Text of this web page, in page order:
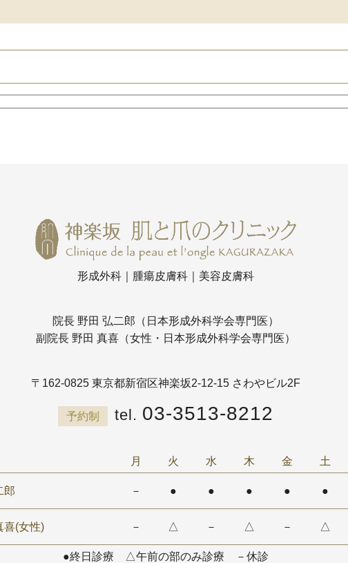
形成外科｜腫瘍皮膚科｜美容皮膚科
院長 野田 弘二郎（日本形成外科学会専門医）
副院長 野田 真喜（女性・日本形成外科学会専門医）
〒162-0825 東京都新宿区神楽坂2-12-15 さわやビル2F
予約制 03-3513-8212
●終日診療 △午前の部のみ診療 －休診
月 火 水 木 金 土
郎 － ● ● ● ● ●
喜(女性) － △ － △ － △